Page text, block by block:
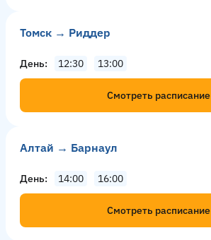
Томск → Риддер
День 12:30 13:00
Смотреть расписание
Алтай → Барнаул
День 14:00 16:00
Смотреть расписание